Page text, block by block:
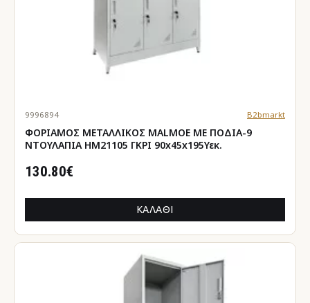
9996894 B2bmarkt
ΦΟΡΙΑΜΟΣ ΜΕΤΑΛΛΙΚΟΣ MALMOE ΜΕ ΠΟΔΙΑ-9
ΝΤΟΥΛΑΠΙΑ HM21105 ΓΚΡΙ 90x45x195Υεκ.
130.80€
ΚΑΛΆΘΙ